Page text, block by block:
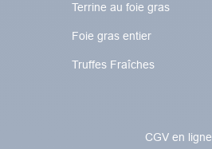
Terrine au foie gras
Foie gras entier
Truffes Fraîches
CGV en ligne